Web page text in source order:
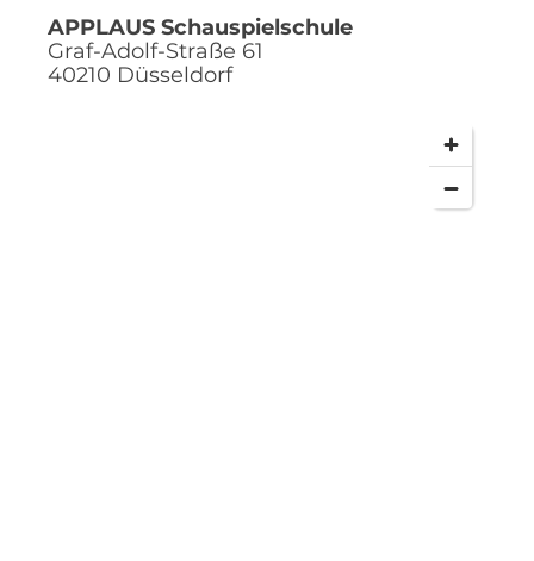
APPLAUS Schauspielschule
Graf-Adolf-Straße 61
40210 Düsseldorf